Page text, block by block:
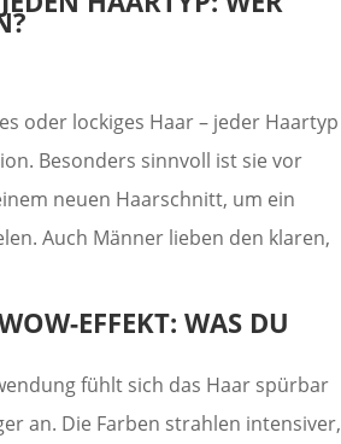
oder lockiges Haar – jeder Haartyp
Besonders sinnvoll ist sie vor
neuen Haarschnitt, um ein
Auch Männer lieben den klaren,
EFFEKT: WAS DU
fühlt sich das Haar spürbar
an. Die Farben strahlen intensiver,